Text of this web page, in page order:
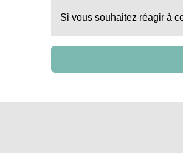
Si vous souhaitez réagir à